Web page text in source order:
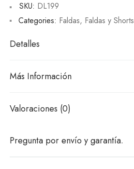
SKU: DL199
Categories: Faldas, Faldas y Shorts
Detalles
Más Información
Valoraciones (0)
Pregunta por envío y garantía.